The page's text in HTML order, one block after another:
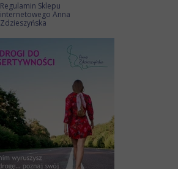
Regulamin Sklepu
internetowego Anna
Zdzieszyńska